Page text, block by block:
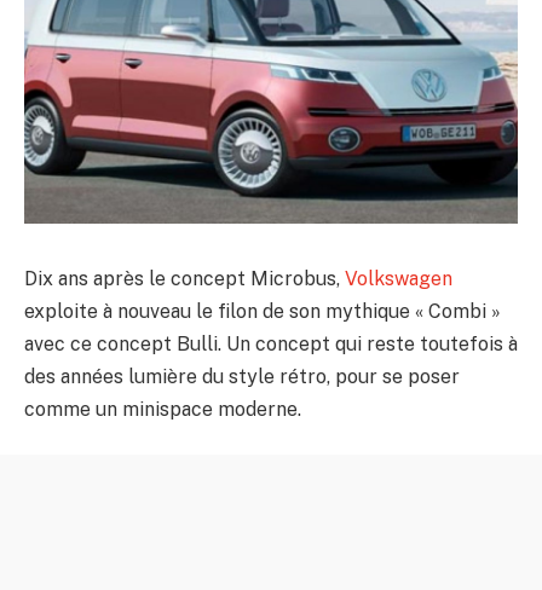
Dix ans après le concept Microbus, Volkswagen
exploite à nouveau le filon de son mythique « Combi »
avec ce concept Bulli. Un concept qui reste toutefois à
des années lumière du style rétro, pour se poser
comme un minispace moderne.